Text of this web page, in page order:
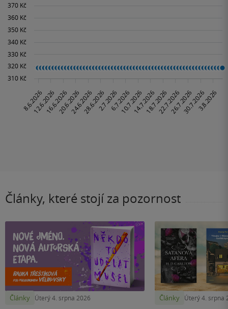
Články, které stojí za pozornost
Články Úterý 4. srpna 2026 Články Úterý 4. srpna